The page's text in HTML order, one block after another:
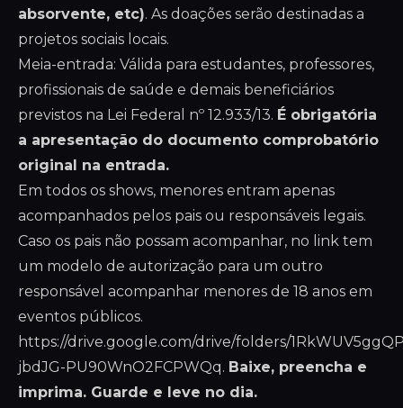
absorvente, etc). As doações serão destinadas a
projetos sociais locais.
Meia-entrada: Válida para estudantes, professores,
profissionais de saúde e demais beneficiários
previstos na Lei Federal nº 12.933/13. É obrigatória
a apresentação do documento comprobatório
original na entrada.
Em todos os shows, menores entram apenas
acompanhados pelos pais ou responsáveis legais.
Caso os pais não possam acompanhar, no link tem
um modelo de autorização para um outro
responsável acompanhar menores de 18 anos em
eventos públicos.
https://drive.google.com/drive/folders/
jbdJG-PU90WnO2FCPWQq. Baixe, preencha e
imprima. Guarde e leve no dia.